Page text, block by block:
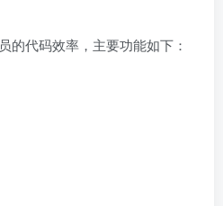
的代码效率，主要功能如下：